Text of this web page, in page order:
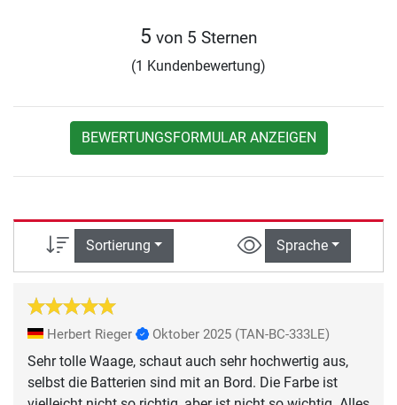
5 von 5 Sternen
(1 Kundenbewertung)
BEWERTUNGSFORMULAR ANZEIGEN
Sortierung Sprache
Herbert Rieger Oktober 2025 (TAN-BC-333LE)
Sehr tolle Waage, schaut auch sehr hochwertig aus,
selbst die Batterien sind mit an Bord. Die Farbe ist